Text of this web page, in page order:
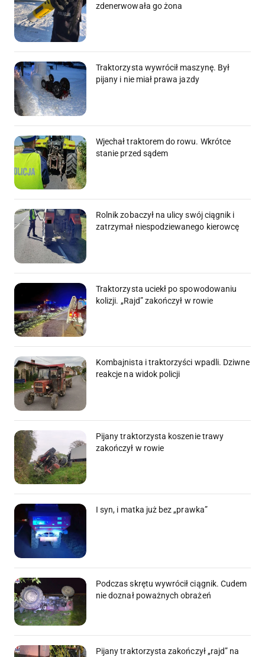
zdenerwowała go żona
Traktorzysta wywrócił maszynę. Był
pijany i nie miał prawa jazdy
Wjechał traktorem do rowu. Wkrótce
stanie przed sądem
Rolnik zobaczył na ulicy swój ciągnik i
zatrzymał niespodziewanego kierowcę
Traktorzysta uciekł po spowodowaniu
kolizji. „Rajd” zakończył w rowie
Kombajnista i traktorzyści wpadli. Dziwne
reakcje na widok policji
Pijany traktorzysta koszenie trawy
zakończył w rowie
I syn, i matka już bez „prawka”
Podczas skrętu wywrócił ciągnik. Cudem
nie doznał poważnych obrażeń
Pijany traktorzysta zakończył „rajd” na